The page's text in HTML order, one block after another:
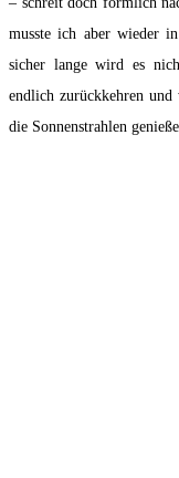
musste ich aber wieder
sicher lange wird es
endlich zurückkehren
die Sonnenstrahlen